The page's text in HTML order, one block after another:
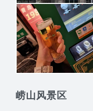
崂山风景区